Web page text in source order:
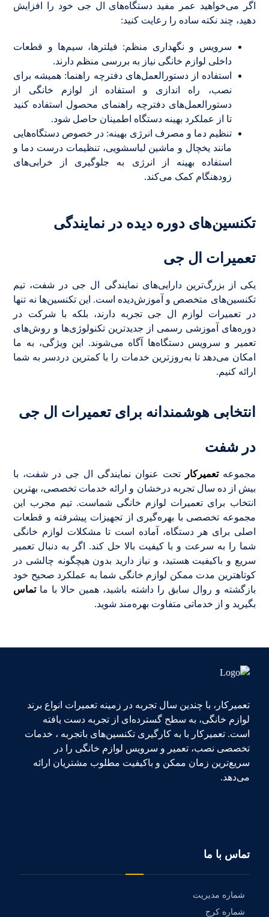
اگر می‌خواهید عمر مفید دستگاه‌های ال جی خود را افزایش
دهید، چند نکته ساده را رعایت کنید:
سرویس و نگهداری منظم: فیلترها، سیم‌ها و قطعات
داخلی لوازم خانگی نیاز به بررسی منظم دارند.
استفاده از دستورالعمل‌های دفترچه راهنما: همیشه برای
نصب، راه اندازی و استفاده از لوازم خانگی از
دستورالعمل‌های دفترچه راهنمای محصول استفاده کنید
تا از عملکرد بهینه دستگاه اطمینان حاصل شود.
تنظیم دما و مصرف انرژی بهینه: در خصوص دستگاه‌هایی
مانند یخچال و ماشین لباسشویی، تنظیمات درست دما و
استفاده بهینه از انرژی به جلوگیری از خرابی‌های
زودهنگام کمک می‌کند.
تکنسین‌های دوره‌ دیده در نمایندگی
تعمیرات ال جی
یکی از بزرگ‌ترین دارایی‌های نمایندگی ال جی در شفت، تیم
تکنسین‌های متخصص و آموزش‌دیده است. این تکنسین‌ها نه تنها
در تعمیرات لوازم ال جی تجربه دارند، بلکه با شرکت در
دوره‌های آموزشی رسمی از جدیدترین تکنولوژی‌ها و روش‌های
تعمیر و سرویس دستگاه‌ها آگاه می‌شوند. این ویژگی، به ما
امکان می‌دهد تا به‌روزترین خدمات را با کمترین دردسر به شما
ارائه کنیم.
انتخابی هوشمندانه برای تعمیرات ال جی
در شفت
مجموعهتعمیرکار
تحت عنوان نمایندگی ال جی در شفت، با
بیش از ده سال تجربه درخشان و ارائه خدمات تخصصی، بهترین
انتخاب برای تعمیرات لوازم خانگی شماست. تیم مجرب این
مجموعه تخصصی با بهره‌گیری از تجهیزات پیشرفته و قطعات
اصلی برای هر دستگاه، آماده است تا مشکلات لوازم خانگی
شما را به سرعت و با کیفیت بالا حل کند. اگر به دنبال تعمیر
سریع و باکیفیت هستید، و نیاز دارید بدون هیچگونه چالشی در
کوتاهترین مدت ممکن لوازم خانگی شما به عملکرد صحیح خود
بازگشته و روال سابق را داشته باشید، همین حالا با ماتماس
بگیرید و از خدماتی متفاوت بهره‌مند شوید.
تعمیرکار، با چندین سال تجربه در زمینه تعمیرات انواع برند
لوازم خانگی، به سطح گسترده‌ای از تجربه دست یافته
است. تعمیرکار با به کارگیری تکنسین‌های باتجربه ، خدمات
تخصصی نصب، تعمیر و سرویس لوازم خانگی را در
سریع‌ترین زمان ممکن و باکیفیت مطلوب مشتریان ارائه
می‌دهد.
تماس با ما
شماره مدیریت
شماره کرج